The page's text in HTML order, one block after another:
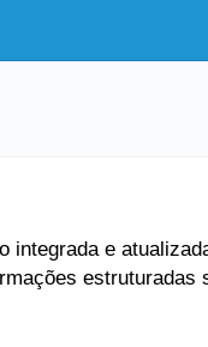
e
estruturadas